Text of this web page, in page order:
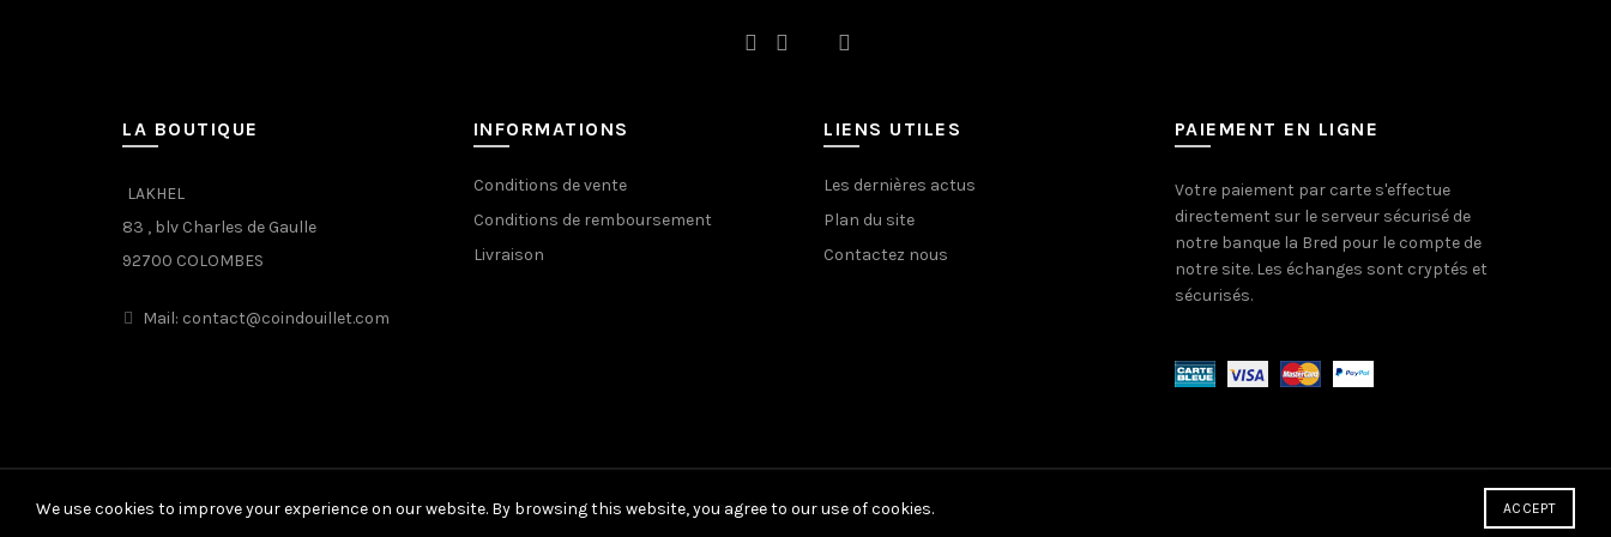
LA BOUTIQUE
LAKHEL
83 , blv Charles de Gaulle
92700 COLOMBES
Mail: contact@coindouillet.com
INFORMATIONS
Conditions de vente
Conditions de remboursement
Livraison
LIENS UTILES
Les dernières actus
Plan du site
Contactez nous
PAIEMENT EN LIGNE
Votre paiement par carte s'effectue
directement sur le serveur sécurisé de
notre banque la Bred pour le compte de
notre site. Les échanges sont cryptés et
sécurisés.
© 2020 coindouillet.com
We use cookies to improve your experience on our website. By browsing this website, you agree to our use of cookies. ACCEPT